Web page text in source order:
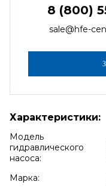
8 (800)
sale@hfe-
Характеристики:
Модель
гидравлического
насоса:
Марка: